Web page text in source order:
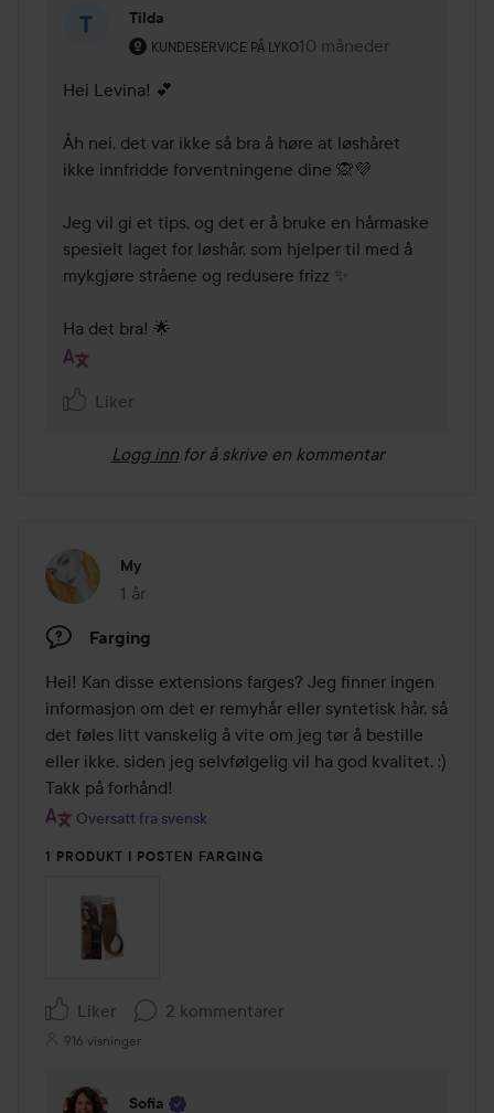
Tilda
KUNDESERVICE PÅ LYKO
Brukerens rolle: Kundeservice på Lyko.
10 måneder
Kommentaren lades 10
Hei Levina! 💕
Åh nei, det var ikke så bra å høre at løshåret
ikke innfridde forventningene dine 🙊💜
Jeg vil gi et tips, og det er å bruke en hårmaske
spesielt laget for løshår, som hjelper til med å
mykgjøre stråene og redusere frizz ✨
Ha det bra! 🌟
Liker
Logg inn for å skrive en kommentar
My
1 år
Innlegget ble opprettet 1 år
Farging
Hei! Kan disse extensions farges? Jeg finner ingen
informasjon om det er remyhår eller syntetisk hår, så
det føles litt vanskelig å vite om jeg tør å bestille
eller ikke, siden jeg selvfølgelig vil ha god kvalitet. :)
Takk på forhånd!
Oversatt fra svensk
1 PRODUKT I POSTEN FARGING
Liker 2 kommentarer
916 visninger
Sofia